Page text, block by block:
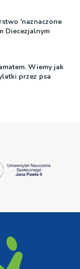
'naznaczone
Diecezjalnym
Wiemy jak
przez psa